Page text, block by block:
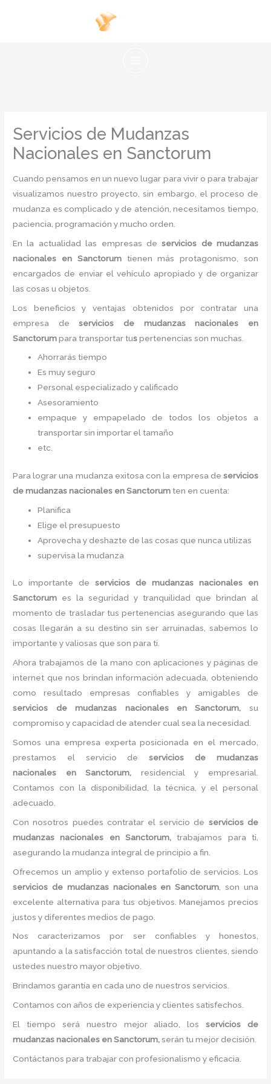
Servicios de Mudanzas
Nacionales en Sanctorum
Cuando pensamos en un nuevo lugar para vivir o para trabajar
visualizamos nuestro proyecto, sin embargo, el proceso de
mudanza es complicado y de atención, necesitamos tiempo,
paciencia, programación y mucho orden.
En la actualidad las empresas deservicios de mudanzas
nacionales en Sanctorum tienen más protagonismo, son
encargados de enviar el vehículo apropiado y de organizar
las cosas u objetos.
Los beneficios y ventajas obtenidos por contratar una
empresa deservicios de mudanzas nacionales en
Sanctorumpara transportar tuspertenencias son muchas.
Ahorrarás tiempo
Es muy seguro
Personal especializado y calificado
Asesoramiento
empaque y empapelado de todos los objetos a
transportar sin importar el tamaño
etc.
Para lograr una mudanza exitosa con la empresa de servicios
de mudanzas nacionales en Sanctorum ten en cuenta:
Planifica
Elige el presupuesto
Aprovecha y deshazte de las cosas que nunca utilizas
supervisa la mudanza
Lo importante deservicios de mudanzas nacionalesen
Sanctorum es la seguridad y tranquilidad que brindan al
momento de trasladar tus pertenencias asegurando que las
cosas llegarán a su destino sin ser arruinadas, sabemos lo
importante y valiosas que son para ti.
Ahora trabajamos de la mano con aplicaciones y páginas de
internet que nos brindan información adecuada, obteniendo
como resultado empresas confiables y amigables de
servicios de mudanzas nacionales
en Sanctorum, su
compromiso y capacidad de atender cual sea la necesidad.
Somos una empresa experta posicionada en el mercado,
prestamos el servicio deservicios de mudanzas
nacionales en Sanctorum, residencial y empresarial.
Contamos con la disponibilidad, la técnica, y el personal
adecuado.
Con nosotros puedes contratar el servicio de servicios de
mudanzas nacionales
en Sanctorum, trabajamos para ti,
asegurando la mudanza integral de principio a fin.
Ofrecemos un amplio y extenso portafolio de servicios. Los
servicios de mudanzas nacionalesen Sanctorum , son una
excelente alternativa para tus objetivos. Manejamos precios
justos y diferentes medios de pago.
Nos caracterizamos por ser confiables y honestos,
apuntando a la satisfacción total de nuestros clientes, siendo
ustedes nuestro mayor objetivo.
Brindamos garantía en cada uno de nuestros servicios.
Contamos con años de experiencia y clientes satisfechos.
El tiempo será nuestro mejor aliado, losservicios de
mudanzas nacionales en Sanctorum,serán tu mejor decisión.
Contáctanos para trabajar con profesionalismo y eficacia.